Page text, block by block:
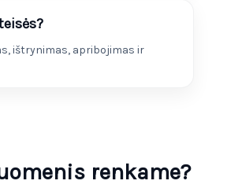
ištrynimas, apribojimas ir
renkame?